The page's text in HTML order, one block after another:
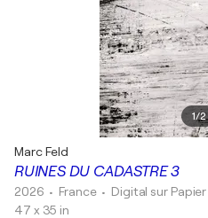
1/2
RUINES DU CADASTRE 3
Marc Feld
2026 • France • Digital sur Papier
47 x 35 in